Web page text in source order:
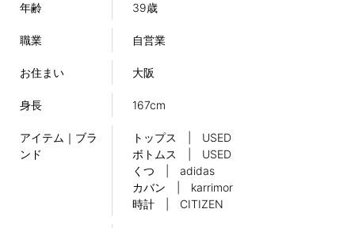
年齢 39歳
職業 自営業
お住まい 大阪
身長 167cm
アイテム｜ブラ
ンド
トップス | USED
ボトムス | USED
くつ | adidas
カバン | karrimor
時計 | CITIZEN